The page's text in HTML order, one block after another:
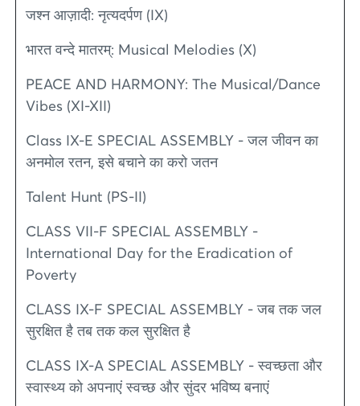
जश्न आज़ादी: नृत्यदर्पण (IX)
भारत वन्दे मातरम्: Musical Melodies (X)
PEACE AND HARMONY: The Musical/Dance
Vibes (XI-XII)
Class IX-E SPECIAL ASSEMBLY - जल जीवन का
अनमोल रतन, इसे बचाने का करो जतन
Talent Hunt (PS-II)
CLASS VII-F SPECIAL ASSEMBLY -
International Day for the Eradication of
Poverty
CLASS IX-F SPECIAL ASSEMBLY - जब तक जल
सुरक्षित है तब तक कल सुरक्षित है
CLASS IX-A SPECIAL ASSEMBLY - स्वच्छता और
स्वास्थ्य को अपनाएं स्वच्छ और सुंदर भविष्य बनाएं